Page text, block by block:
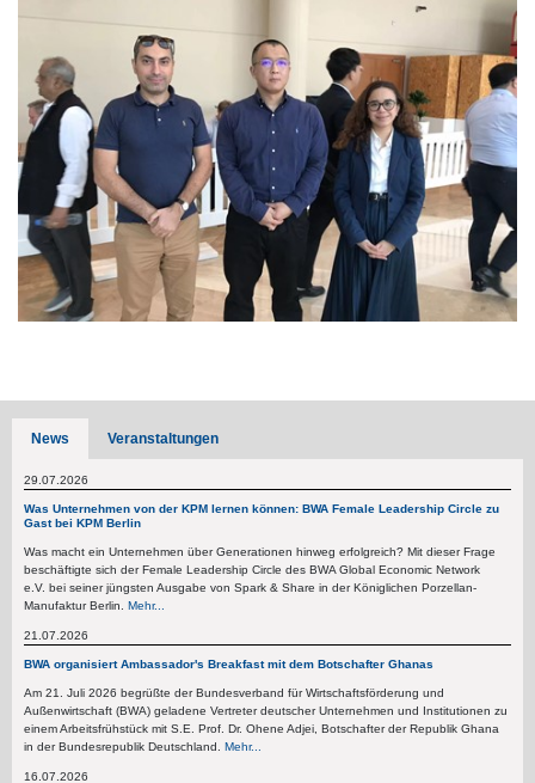
News Veranstaltungen
29.07.2026
Was Unternehmen von der KPM lernen können: BWA Female Leadership Circle zu
Gast bei KPM Berlin
Was macht ein Unternehmen über Generationen hinweg erfolgreich? Mit dieser Frage
beschäftigte sich der Female Leadership Circle des BWA Global Economic Network
e.V. bei seiner jüngsten Ausgabe von Spark & Share in der Königlichen Porzellan-
Manufaktur Berlin. Mehr...
21.07.2026
BWA organisiert Ambassador's Breakfast mit dem Botschafter Ghanas
Am 21. Juli 2026 begrüßte der Bundesverband für Wirtschaftsförderung und
Außenwirtschaft (BWA) geladene Vertreter deutscher Unternehmen und Institutionen zu
einem Arbeitsfrühstück mit S.E. Prof. Dr. Ohene Adjei, Botschafter der Republik Ghana
in der Bundesrepublik Deutschland. Mehr...
16.07.2026